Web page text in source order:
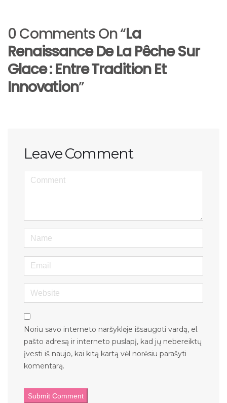
0 Comments On “La
Renaissance De La Pêche Sur
Glace : Entre Tradition Et
Innovation”
Leave Comment
<b>Comment</b> ( * )
Name
Email
Website
Noriu savo interneto naršyklėje išsaugoti vardą, el.
pašto adresą ir interneto puslapį, kad jų nebereiktų
įvesti iš naujo, kai kitą kartą vėl norėsiu parašyti
komentarą.